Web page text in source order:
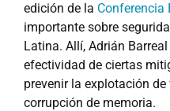
edición de la Conferencia
importante sobre
Latina. Allí, Adrián
efectividad de ciertas
prevenir la explotación
corrupción de memoria.